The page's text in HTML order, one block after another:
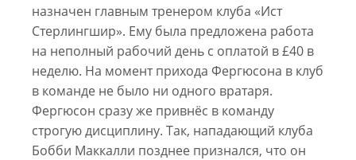
назначен главным тренером клуба «Ист
Стерлингшир». Ему была предложена работа
на неполный рабочий день с оплатой в £40 в
неделю. На момент прихода Фергюсона в клуб
в команде не было ни одного вратаря.
Фергюсон сразу же привнёс в команду
строгую дисциплину. Так, нападающий клуба
Бобби Маккалли позднее признался, что он